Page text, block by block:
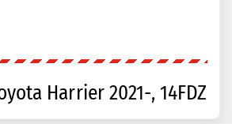
Harrier 2021-, 14FDZ